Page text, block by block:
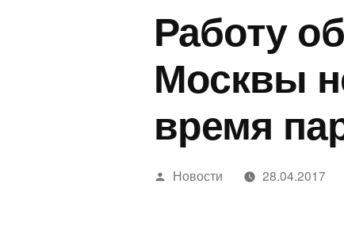
Работу
Москвы
время
Написано
Новости 28.04.2017